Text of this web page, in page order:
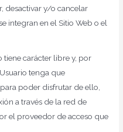
desactivar y/o cancelar
integran en el Sitio Web o el
tiene carácter libre y, por
tenga que
poder disfrutar de ello,
a través de la red de
el proveedor de acceso que